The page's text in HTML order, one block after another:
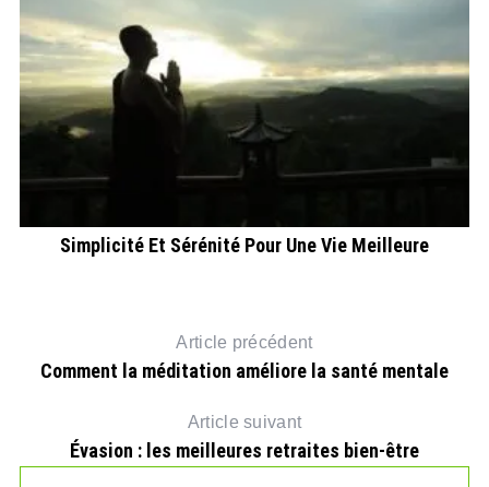
Simplicité Et Sérénité Pour Une Vie Meilleure
Article précédent
Comment la méditation améliore la santé mentale
Article suivant
Évasion : les meilleures retraites bien-être